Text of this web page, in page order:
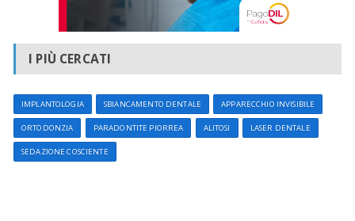
I PIÙ CERCATI
IMPLANTOLOGIA SBIANCAMENTO DENTALE APPARECCHIO INVISIBILE
ORTODONZIA PARADONTITE PIORREA ALITOSI LASER DENTALE
SEDAZIONE COSCIENTE